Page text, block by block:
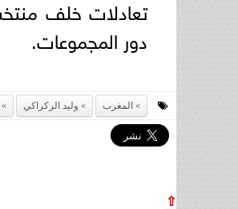
دور المجموعات.
المغرب وليد الركراكي
⇧